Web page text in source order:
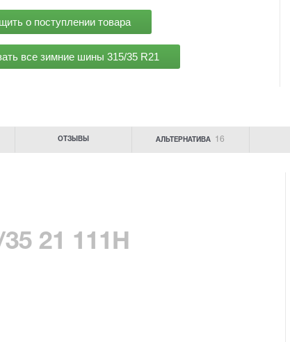
о поступлении товара
все зимние шины 315/35 R21
ОТЗЫВЫ АЛЬТЕРНАТИВА 16
21 111H